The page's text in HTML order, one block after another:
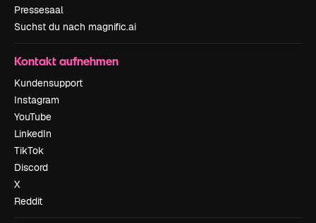
Pressesaal
Suchst du nach magnific.ai
Kontakt aufnehmen
Kundensupport
Instagram
YouTube
LinkedIn
TikTok
Discord
X
Reddit